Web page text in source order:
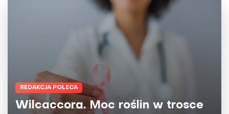
REDAKCJA POLECA
Herbaty Big-Active - naturalne
źródło dobrej energii dla umysłu i